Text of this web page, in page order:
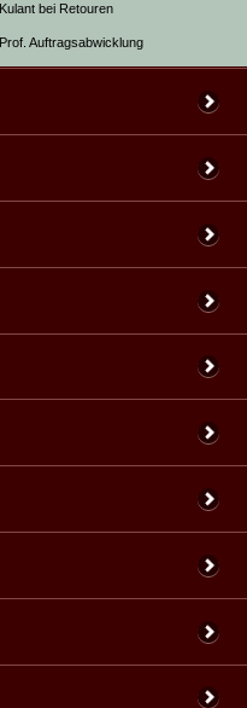
Kulant bei Retouren
Prof. Auftragsabwicklung